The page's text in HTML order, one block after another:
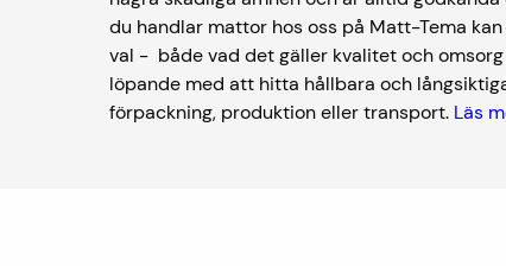
du handlar mattor hos oss på Matt-Tema
val - både vad det gäller kvalitet och
löpande med att hitta hållbara och
förpackning, produktion eller transport. Läs